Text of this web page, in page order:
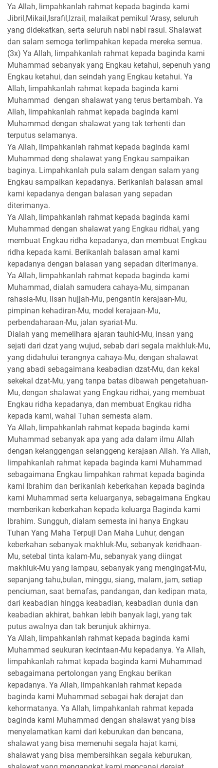
Ya Allah, limpahkanlah rahmat kepada baginda kami
Jibril,Mikail,Israfil,Izrail, malaikat pemikul ‘Arasy, seluruh
yang didekatkan, serta seluruh nabi nabi rasul. Shalawat
dan salam semoga terlimpahkan kepada mereka semua.
(3x) Ya Allah, limpahkanlah rahmat kepada baginda kami
Muhammad sebanyak yang Engkau ketahui, sepenuh yang
Engkau ketahui, dan seindah yang Engkau ketahui. Ya
Allah, limpahkanlah rahmat kepada baginda kami
Muhammad dengan shalawat yang terus bertambah. Ya
Allah, limpahkanlah rahmat kepada baginda kami
Muhammad dengan shalawat yang tak terhenti dan
terputus selamanya.
Ya Allah, limpahkanlah rahmat kepada baginda kami
Muhammad deng shalawat yang Engkau sampaikan
baginya. Limpahkanlah pula salam dengan salam yang
Engkau sampaikan kepadanya. Berikanlah balasan amal
kami kepadanya dengan balasan yang sepadan
diterimanya.
Ya Allah, limpahkanlah rahmat kepada baginda kami
Muhammad dengan shalawat yang Engkau ridhai, yang
membuat Engkau ridha kepadanya, dan membuat Engkau
ridha kepada kami. Berikanlah balasan amal kami
kepadanya dengan balasan yang sepadan diterimanya.
Ya Allah, limpahkanlah rahmat kepada baginda kami
Muhammad, dialah samudera cahaya-Mu, simpanan
rahasia-Mu, lisan hujjah-Mu, pengantin kerajaan-Mu,
pimpinan kehadiran-Mu, model kerajaan-Mu,
perbendaharaan-Mu, jalan syariat-Mu.
Dialah yang memelihara ajaran tauhid-Mu, insan yang
sejati dari dzat yang wujud, sebab dari segala makhluk-Mu,
yang didahului terangnya cahaya-Mu, dengan shalawat
yang abadi sebagaimana keabadian dzat-Mu, dan kekal
sekekal dzat-Mu, yang tanpa batas dibawah pengetahuan-
Mu, dengan shalawat yang Engkau ridhai, yang membuat
Engkau ridha kepadanya, dan membuat Engkau ridha
kepada kami, wahai Tuhan semesta alam.
Ya Allah, limpahkanlah rahmat kepada baginda kami
Muhammad sebanyak apa yang ada dalam ilmu Allah
dengan kelanggengan selanggeng kerajaan Allah. Ya Allah,
limpahkanlah rahmat kepada baginda kami Muhammad
sebagaimana Engkau limpahkan rahmat kepada baginda
kami Ibrahim dan berikanlah keberkahan kepada baginda
kami Muhammad serta keluarganya, sebagaimana Engkau
memberikan keberkahan kepada keluarga Baginda kami
Ibrahim. Sungguh, dialam semesta ini hanya Engkau
Tuhan Yang Maha Terpuji Dan Maha Luhur, dengan
keberkahan sebanyak makhluk-Mu, sebanyak keridhaan-
Mu, setebal tinta kalam-Mu, sebanyak yang diingat
makhluk-Mu yang lampau, sebanyak yang mengingat-Mu,
sepanjang tahu,bulan, minggu, siang, malam, jam, setiap
penciuman, saat bernafas, pandangan, dan kedipan mata,
dari keabadian hingga keabadian, keabadian dunia dan
keabadian akhirat, bahkan lebih banyak lagi, yang tak
putus awalnya dan tak berunjuk akhirnya.
Ya Allah, limpahkanlah rahmat kepada baginda kami
Muhammad seukuran kecintaan-Mu kepadanya. Ya Allah,
limpahkanlah rahmat kepada baginda kami Muhammad
sebagaimana pertolongan yang Engkau berikan
kepadanya. Ya Allah, limpahkanlah rahmat kepada
baginda kami Muhammad sebagai hak derajat dan
kehormatanya. Ya Allah, limpahkanlah rahmat kepada
baginda kami Muhammad dengan shalawat yang bisa
menyelamatkan kami dari keburukan dan bencana,
shalawat yang bisa memenuhi segala hajat kami,
shalawat yang bisa membersihkan segala keburukan,